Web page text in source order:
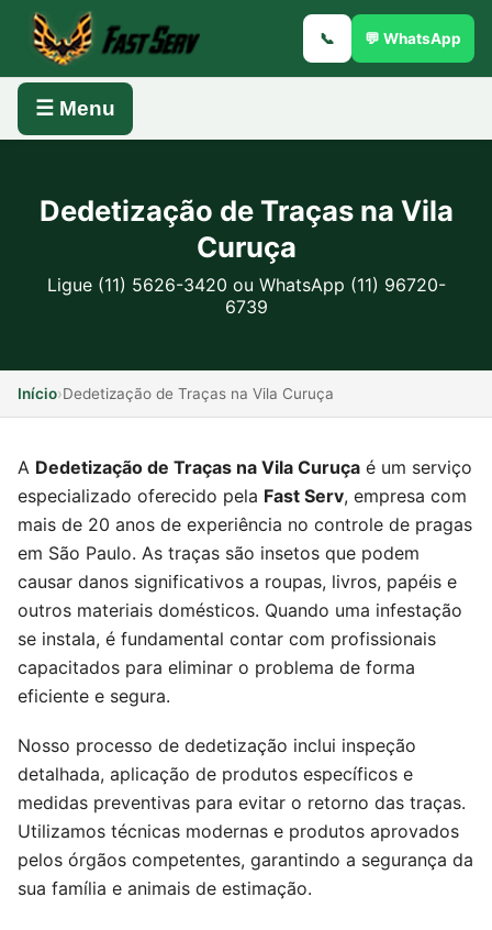
📞 💬 WhatsApp
☰ Menu
Dedetização de Traças na Vila
Curuça
Ligue (11) 5626-3420 ou WhatsApp (11) 96720-
6739
Início›Dedetização de Traças na Vila Curuça
A Dedetização de Traças na Vila Curuça é um serviço
especializado oferecido pela Fast Serv, empresa com
mais de 20 anos de experiência no controle de pragas
em São Paulo. As traças são insetos que podem
causar danos significativos a roupas, livros, papéis e
outros materiais domésticos. Quando uma infestação
se instala, é fundamental contar com profissionais
capacitados para eliminar o problema de forma
eficiente e segura.
Nosso processo de dedetização inclui inspeção
detalhada, aplicação de produtos específicos e
medidas preventivas para evitar o retorno das traças.
Utilizamos técnicas modernas e produtos aprovados
pelos órgãos competentes, garantindo a segurança da
sua família e animais de estimação.